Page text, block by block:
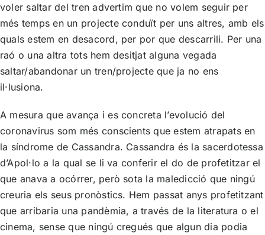
voler saltar del tren advertim que no volem seguir per
més temps en un projecte conduït per uns altres, amb els
quals estem en desacord, per por que descarrili. Per una
raó o una altra tots hem desitjat alguna vegada
saltar/abandonar un tren/projecte que ja no ens
il·lusiona.
A mesura que avança i es concreta l’evolució del
coronavirus som més conscients que estem atrapats en
la síndrome de Cassandra. Cassandra és la sacerdotessa
d’Apol·lo a la qual se li va conferir el do de profetitzar el
que anava a ocórrer, però sota la maledicció que ningú
creuria els seus pronòstics. Hem passat anys profetitzant
que arribaria una pandèmia, a través de la literatura o el
cinema, sense que ningú cregués que algun dia podia